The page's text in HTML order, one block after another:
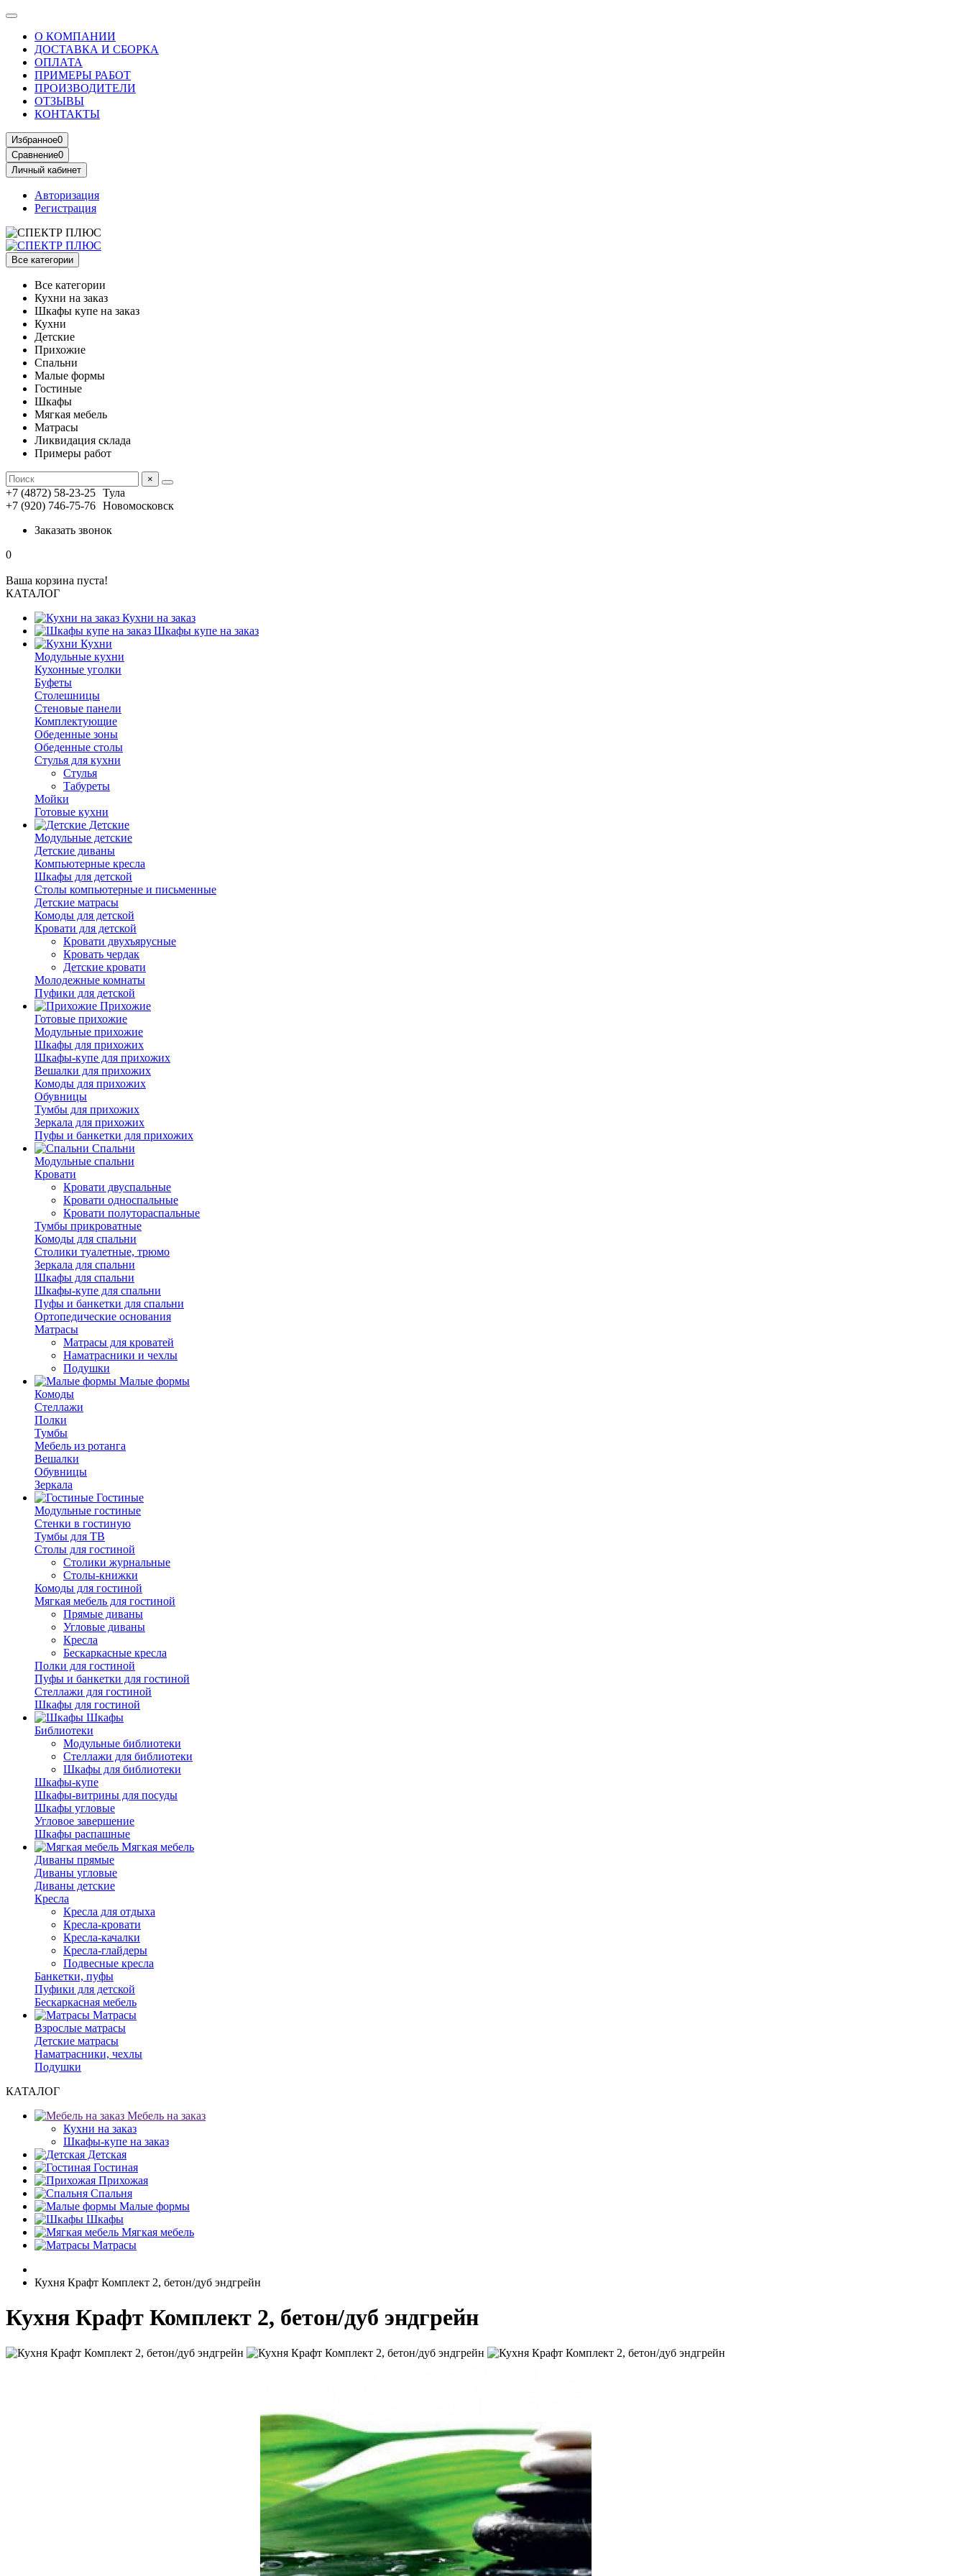
О КОМПАНИИ
ДОСТАВКА И СБОРКА
ОПЛАТА
ПРИМЕРЫ РАБОТ
ПРОИЗВОДИТЕЛИ
ОТЗЫВЫ
КОНТАКТЫ
Избранное0
Сравнение0
Личный кабинет
Авторизация
Регистрация
Все категории
Все категории
Кухни на заказ
Шкафы купе на заказ
Кухни
Детские
Прихожие
Спальни
Малые формы
Гостиные
Шкафы
Мягкая мебель
Матрасы
Ликвидация склада
Примеры работ
×
+7 (4872) 58-23-25 Тула
+7 (920) 746-75-76 Новомосковск
Заказать звонок
0
Ваша корзина пуста!
КАТАЛОГ
Кухни на заказ
Шкафы купе на заказ
Кухни
Модульные кухни
Кухонные уголки
Буфеты
Столешницы
Стеновые панели
Комплектующие
Обеденные зоны
Обеденные столы
Стулья для кухни
Cтулья
Табуреты
Мойки
Готовые кухни
Детские
Модульные детские
Детские диваны
Компьютерные кресла
Шкафы для детской
Столы компьютерные и письменные
Детские матрасы
Комоды для детской
Кровати для детской
Кровати двухъярусные
Кровать чердак
Детские кровати
Молодежные комнаты
Пуфики для детской
Прихожие
Готовые прихожие
Модульные прихожие
Шкафы для прихожих
Шкафы-купе для прихожих
Вешалки для прихожих
Комоды для прихожих
Обувницы
Тумбы для прихожих
Зеркала для прихожих
Пуфы и банкетки для прихожих
Спальни
Модульные спальни
Кровати
Кровати двуспальные
Кровати односпальные
Кровати полутораспальные
Тумбы прикроватные
Комоды для спальни
Столики туалетные, трюмо
Зеркала для спальни
Шкафы для спальни
Шкафы-купе для спальни
Пуфы и банкетки для спальни
Ортопедические основания
Матрасы
Матрасы для кроватей
Наматрасники и чехлы
Подушки
Малые формы
Комоды
Стеллажи
Полки
Тумбы
Мебель из ротанга
Вешалки
Обувницы
Зеркала
Гостиные
Модульные гостиные
Стенки в гостиную
Тумбы для ТВ
Столы для гостиной
Столики журнальные
Столы-книжки
Комоды для гостиной
Мягкая мебель для гостиной
Прямые диваны
Угловые диваны
Кресла
Бескаркасные кресла
Полки для гостиной
Пуфы и банкетки для гостиной
Стеллажи для гостиной
Шкафы для гостиной
Шкафы
Библиотеки
Модульные библиотеки
Стеллажи для библиотеки
Шкафы для библиотеки
Шкафы-купе
Шкафы-витрины для посуды
Шкафы угловые
Угловое завершение
Шкафы распашные
Мягкая мебель
Диваны прямые
Диваны угловые
Диваны детские
Кресла
Кресла для отдыха
Кресла-кровати
Кресла-качалки
Кресла-глайдеры
Подвесные кресла
Банкетки, пуфы
Пуфики для детской
Бескаркасная мебель
Матрасы
Взрослые матрасы
Детские матрасы
Наматрасники, чехлы
Подушки
КАТАЛОГ
Мебель на заказ
Кухни на заказ
Шкафы-купе на заказ
Детская
Гостиная
Прихожая
Спальня
Малые формы
Шкафы
Мягкая мебель
Матрасы
Кухня Крафт Комплект 2, бетон/дуб эндгрейн
Кухня Крафт Комплект 2, бетон/дуб эндгрейн